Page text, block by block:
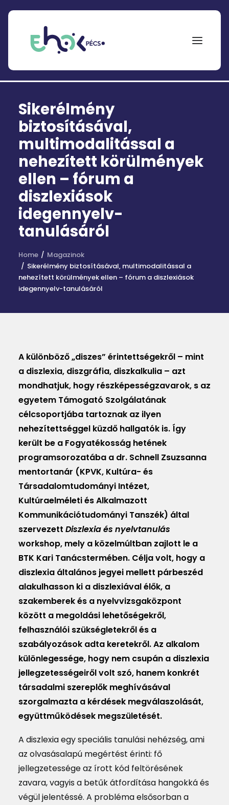
Search
for:
EHÖK
ÖSZTÖNDÍJAK
PÁLYÁZATOK
KOLLÉGIUMOK
HÍREK
DOKUMENTUMTÁR
DIÁKHITEL
HU
Sikerélmény
biztosításával,
multimodalitással a
nehezített körülmények
ellen – fórum a
diszlexiások
idegennyelv-
tanulásáról
Home
Magazinok
Sikerélmény biztosításával, multimodalitással a
nehezített körülmények ellen – fórum a diszlexiások
idegennyelv-tanulásáról
A különböző „diszes” érintettségekről – mint
a diszlexia, diszgráfia, diszkalkulia – azt
mondhatjuk, hogy részképességzavarok, s az
egyetem Támogató Szolgálatának
célcsoportjába tartoznak az ilyen
nehezítettséggel küzdő hallgatók is. Így
került be a Fogyatékosság hetének
programsorozatába a dr. Schnell Zsuzsanna
mentortanár (KPVK, Kultúra- és
Társadalomtudományi Intézet,
Kultúraelméleti és Alkalmazott
Kommunikációtudományi Tanszék) által
szervezett Diszlexia és nyelvtanulás
workshop, mely a közelmúltban zajlott le a
BTK Kari Tanácstermében. Célja volt, hogy a
diszlexia általános jegyei mellett párbeszéd
alakulhasson ki a diszlexiával élők, a
szakemberek és a nyelvvizsgaközpont
között a megoldási lehetőségekről,
felhasználói szükségletekről és a
szabályozások adta keretekről. Az alkalom
különlegessége, hogy nem csupán a diszlexia
jellegzetességeiről volt szó, hanem konkrét
társadalmi szereplők meghívásával
szorgalmazta a kérdések megválaszolását,
együttműködések megszületését.
A diszlexia egy speciális tanulási nehézség, ami
az olvasásalapú megértést érinti: fő
jellegzetessége az írott kód feltörésének
zavara, vagyis a betűk átfordítása hangokká és
végül jelentéssé. A probléma elsősorban a